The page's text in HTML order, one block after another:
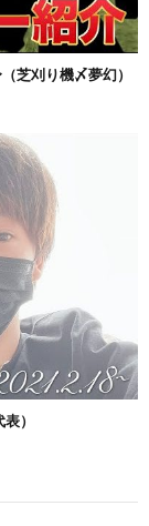
芝刈り機〆夢幻）
）